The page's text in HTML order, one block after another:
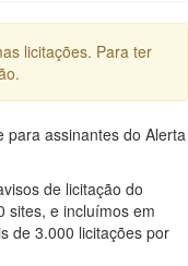
licitações. Para ter
assinantes do Alerta
de licitação do
sites, e incluímos em
de 3.000 licitações por